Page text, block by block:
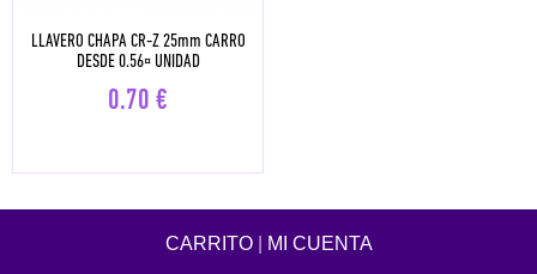
LLAVERO CHAPA CR-Z 25mm CARRO
DESDE 0.56¤ UNIDAD
0.70 €
CARRITO| MI CUENTA